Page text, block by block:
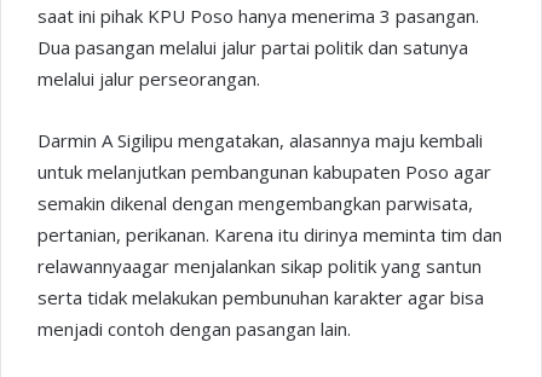
saat ini pihak KPU Poso hanya menerima 3 pasangan.
Dua pasangan melalui jalur partai politik dan satunya
melalui jalur perseorangan.
Darmin A Sigilipu mengatakan, alasannya maju kembali
untuk melanjutkan pembangunan kabupaten Poso agar
semakin dikenal dengan mengembangkan parwisata,
pertanian, perikanan. Karena itu dirinya meminta tim dan
relawannyaagar menjalankan sikap politik yang santun
serta tidak melakukan pembunuhan karakter agar bisa
menjadi contoh dengan pasangan lain.